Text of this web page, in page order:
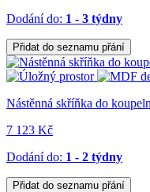
Dodání do: 1 - 3 týdny
Přidat do seznamu přání
Nástěnná skříňka do
7 123 Kč
Dodání do: 1 - 2 týdny
Přidat do seznamu přání